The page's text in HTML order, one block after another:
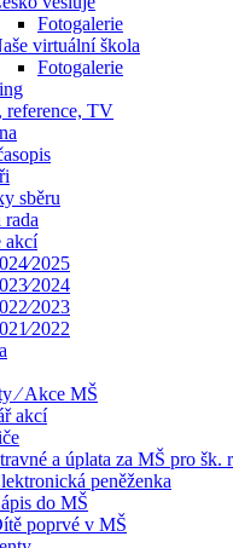
Fotogalerie
virtuální škola
Fotogalerie
reference, TV
sběru
rada
akcí
⁄ Akce MŠ
akcí
a úplata za MŠ pro šk.
peněženka
do MŠ
poprvé v MŠ